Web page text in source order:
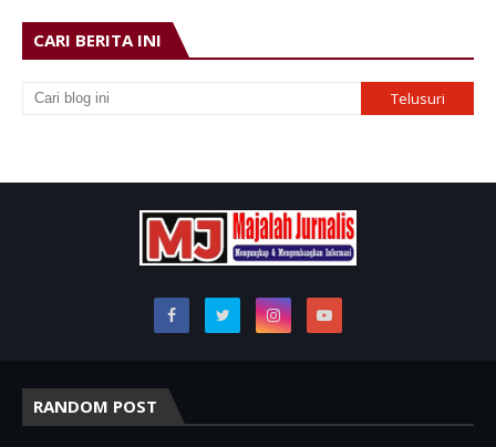
CARI BERITA INI
RANDOM POST